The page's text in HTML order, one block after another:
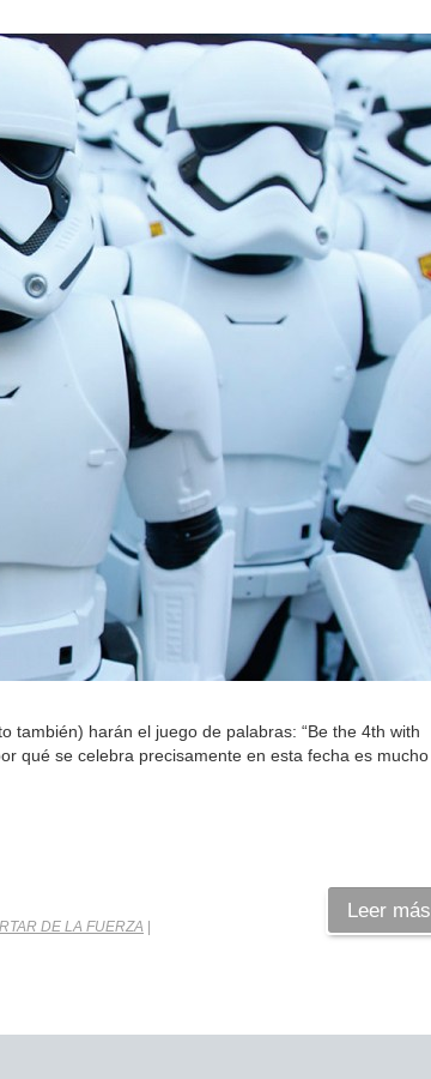
también) harán el juego de palabras: “Be the 4th with
qué se celebra precisamente en esta fecha es mucho
DE LA FUERZA
Leer más